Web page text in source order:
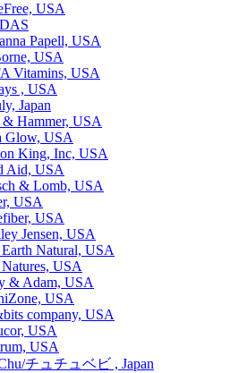
USA
Papell, USA
USA
Vitamins, USA
, USA
Japan
Hammer, USA
Glow, USA
King, Inc, USA
Aid, USA
& Lomb, USA
USA
USA
Jensen, USA
Natural, USA
USA
& Adam, USA
USA
company, USA
USA
USA
チュチュベビ , Japan